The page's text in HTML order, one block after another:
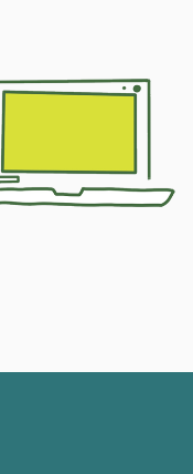
Weiterführende
Informationen